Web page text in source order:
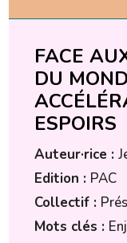
FACE
DU
ESPOIRS
Auteur·rice :
Edition : PAC
Collectif :
Mots clés :